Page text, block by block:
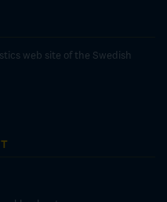
web site of the Swedish